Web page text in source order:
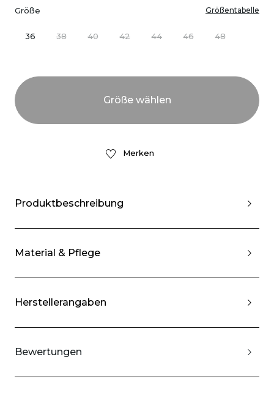
Größe Größentabelle
36 38 40 42 44 46 48
Merken
Produktbeschreibung
Material & Pflege
Herstellerangaben
Bewertungen